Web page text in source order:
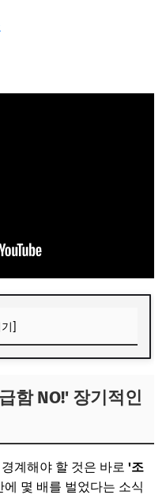
]
요
지!' 냉철함 유지하기
요
함 NO!' 장기적인
계해야 할 것은 바로 '조
에 몇 배를 벌었다는 소식